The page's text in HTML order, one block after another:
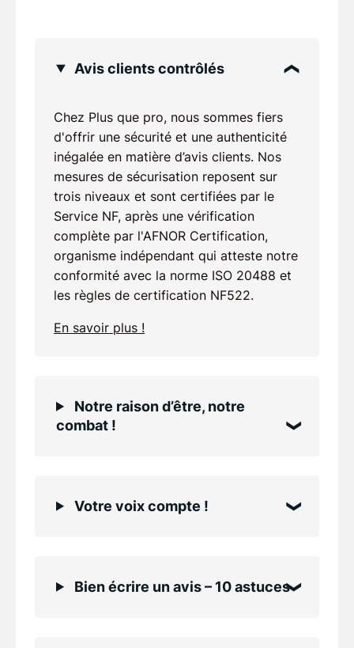
Avis clients contrôlés
Chez Plus que pro, nous sommes fiers
d'offrir une sécurité et une authenticité
inégalée en matière d’avis clients. Nos
mesures de sécurisation reposent sur
trois niveaux et sont certifiées par le
Service NF, après une vérification
complète par l'AFNOR Certification,
organisme indépendant qui atteste notre
conformité avec la norme ISO 20488 et
les règles de certification NF522.
En savoir plus !
Notre raison d’être, notre
combat !
Votre voix compte !
Bien écrire un avis – 10 astuces